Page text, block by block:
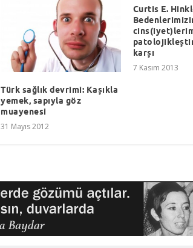
Türk sağlık devrimi: Kaşıkla
yemek, sapıyla göz
muayenesi
31 Mayıs 2012
Curtis E.
karşı
7 Kasım 2013